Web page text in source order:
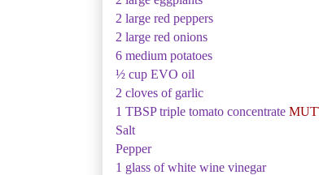
2 large red peppers
2 large red onions
6 medium potatoes
½ cup EVO oil
2 cloves of garlic
1 TBSP triple tomato concentrate
Salt
Pepper
1 glass of white wine vinegar